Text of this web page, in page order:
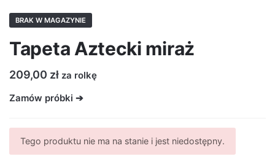
BRAK W MAGAZYNIE
Tapeta Aztecki miraż
209,00 zł za rolkę
Zamów próbki ➔
Tego produktu nie ma na stanie i jest niedostępny.